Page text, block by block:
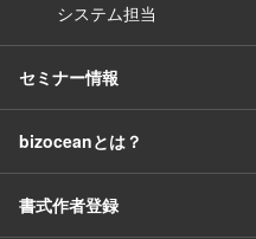
システム担当
セミナー情報
bizoceanとは？
書式作者登録